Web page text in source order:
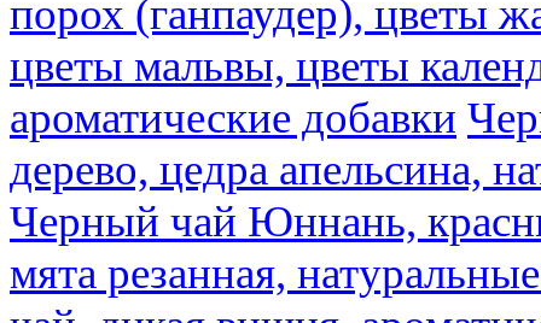
порох (ганпаудер), цветы
цветы мальвы, цветы
ароматические добавки
дерево, цедра апельсина,
Черный чай Юннань,
мята резанная,